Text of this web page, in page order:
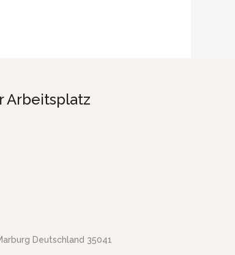
Arbeitsplatz
Deutschland 35041